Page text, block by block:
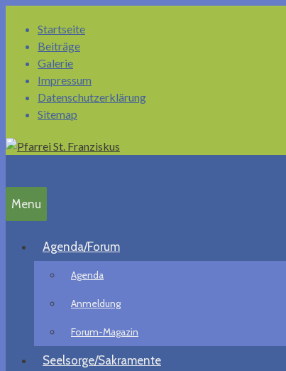
Inhalt
Startseite
Beiträge
Galerie
Impressum
Datenschutzerklärung
Sitemap
Menu
Agenda/Forum
Agenda
Anmeldung
Forum-Magazin
Seelsorge/Sakramente